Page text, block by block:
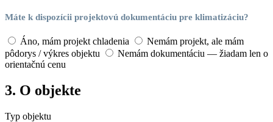
Máte k dispozícii projektovú dokumentáciu pre klimatizáciu?
Áno, mám projekt chladenia
Nemám projekt, ale mám
pôdorys / výkres objektu
Nemám dokumentáciu — žiadam len o
orientačnú cenu
3. O objekte
Typ objektu